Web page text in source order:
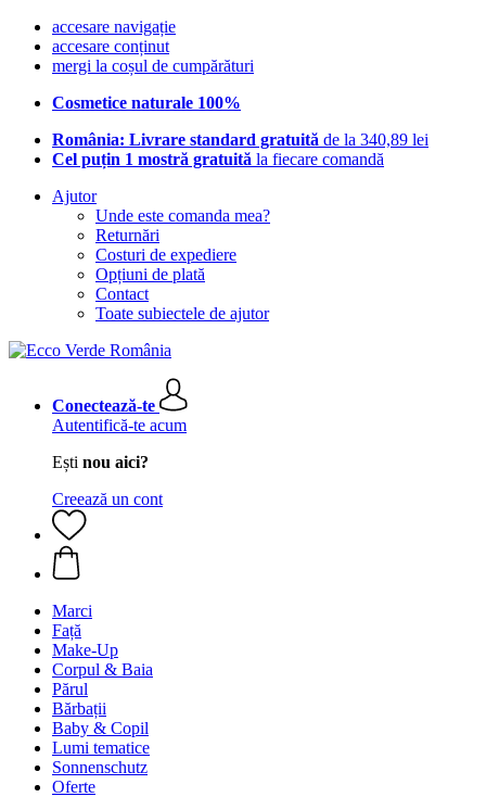
accesare navigație
accesare conținut
mergi la coșul de cumpărături
Cosmetice naturale 100%
România: Livrare standard gratuită de la 340,89 lei
Cel puțin 1 mostră gratuită la fiecare comandă
Ajutor
Unde este comanda mea?
Returnări
Costuri de expediere
Opțiuni de plată
Contact
Toate subiectele de ajutor
Conectează-te
Autentifică-te acum
Ești nou aici?
Creează un cont
Marci
Față
Make-Up
Corpul & Baia
Părul
Bărbații
Baby & Copil
Lumi tematice
Sonnenschutz
Oferte